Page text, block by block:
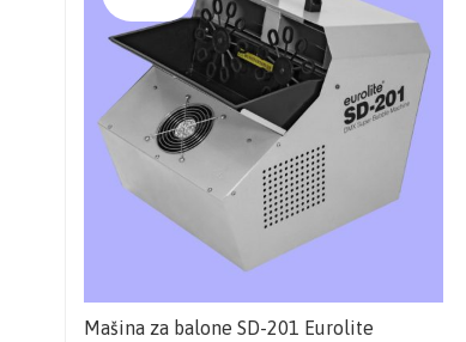
Mašina za balone SD-201 Eurolite